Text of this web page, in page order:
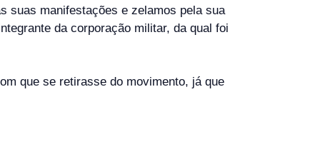
suas manifestações e zelamos pela sua
da corporação militar, da qual foi
que se retirasse do movimento, já que